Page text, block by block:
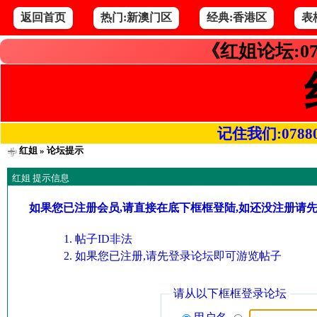
返回首页 热门:新澳门区 经典:香港区 表
《红姐论坛
记住我们
红姐» 论坛提示
红姐 提示信息
如果您已注册会员,请直接在底下框框登陆,如还没注册请
帖子ID非法
如果您已注册,请先登录论坛即可游览帖子
请从以下框框登录论坛